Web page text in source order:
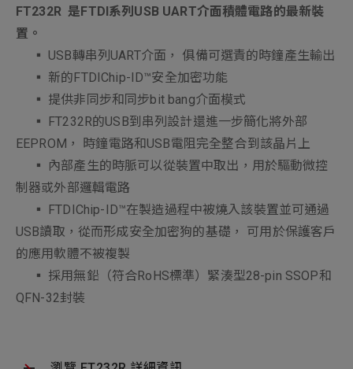
FT232R是FTDI系列USB UART介面積體電路的最新裝
置。
▪ USB轉串列UART介面， 俱備可選責的時鐘產生輸出
▪ 新的FTDIChip-ID™安全加密功能
▪ 提供非同步和同步bit bang介面模式
▪ FT232R的USB到串列設計還進一步簡化將外部
EEPROM， 時鐘電路和USB電阻完全整合到該晶片上
▪ 內部產生的時脈可以從裝置中取出，用於驅動微控
制器或外部邏輯電路
▪ FTDIChip-ID™在製造過程中被燒入該裝置並可通過
USB讀取，從而形成安全加密狗的基礎， 可用於保護客戶
的應用軟體不被複製
▪ 採用無鉛（符合RoHS標準）緊湊型28-pin SSOP和
QFN-32封裝